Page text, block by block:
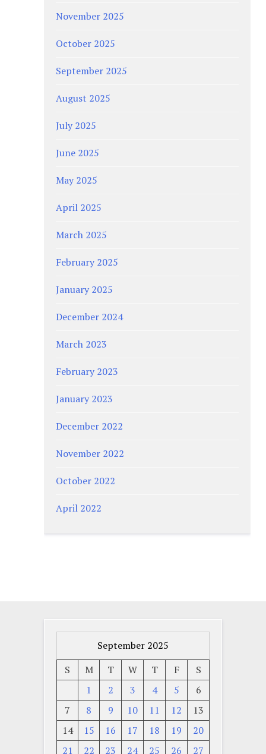
November 2025
October 2025
September 2025
August 2025
July 2025
June 2025
May 2025
April 2025
March 2025
February 2025
January 2025
December 2024
March 2023
February 2023
January 2023
December 2022
November 2022
October 2022
April 2022
September 2025
S
M T W T F
S
1
2 3 4 5
6
7
8 9 10 11 12
13
14
15 16 17 18 19
20
21
22 23 24 25 26 27